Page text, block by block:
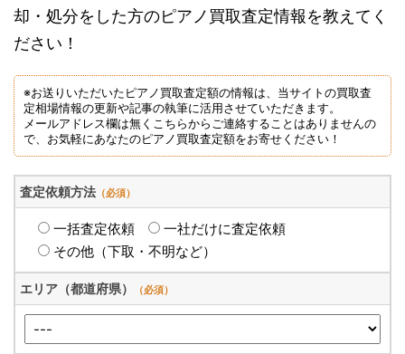
却・処分をした方のピアノ買取査定情報を教えてく
ださい！
※お送りいただいたピアノ買取査定額の情報は、当サイトの買取査
定相場情報の更新や記事の執筆に活用させていただきます。
メールアドレス欄は無くこちらからご連絡することはありませんの
で、お気軽にあなたのピアノ買取査定額をお寄せください！
査定依頼方法 （必須）
一括査定依頼
一社だけに査定依頼
その他（下取・不明など）
エリア（都道府県） （必須）